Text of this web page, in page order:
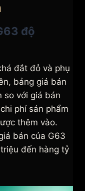
độ
đắt đỏ và phụ
bảng giá bán
so với giá bán
phí sản phẩm
thêm vào.
bán của G63
đến hàng tỷ